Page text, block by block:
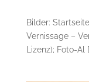
Bilder:
Vernissage –
Lizenz); Foto-Al